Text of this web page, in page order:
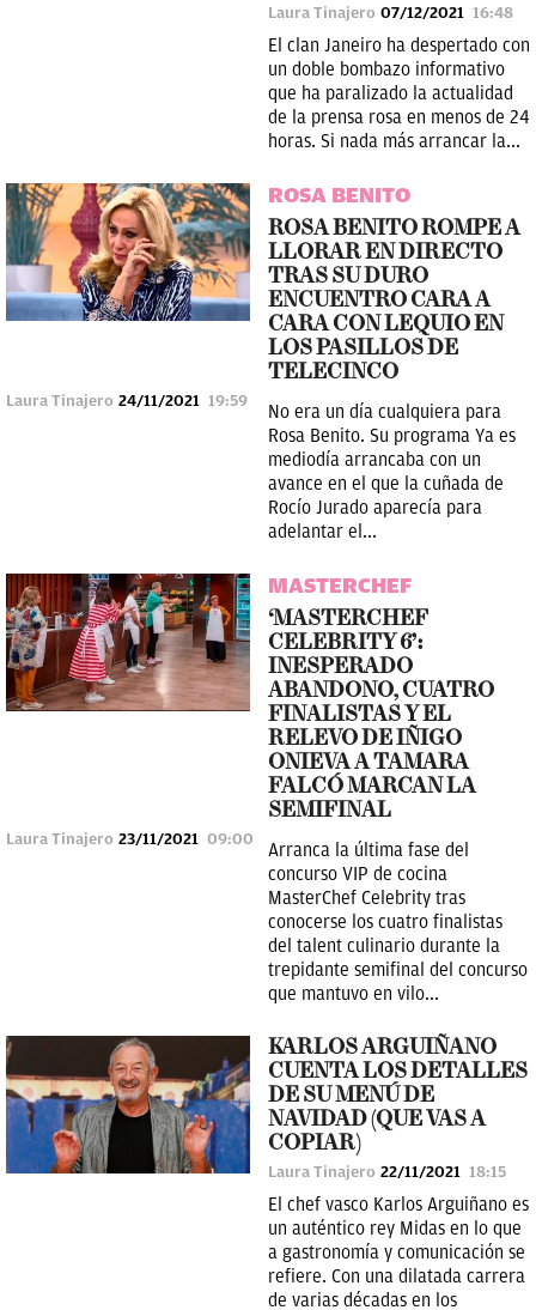
Laura Tinajero 07/12/2021 16:48
El clan Janeiro ha despertado con
un doble bombazo informativo
que ha paralizado la actualidad
de la prensa rosa en menos de 24
horas. Si nada más arrancar la...
ROSA BENITO
ROSA BENITO ROMPE A
LLORAR EN DIRECTO
TRAS SU DURO
ENCUENTRO CARA A
CARA CON LEQUIO EN
LOS PASILLOS DE
TELECINCO
Laura Tinajero 24/11/2021 19:59
No era un día cualquiera para
Rosa Benito. Su programa Ya es
mediodía arrancaba con un
avance en el que la cuñada de
Rocío Jurado aparecía para
adelantar el...
MASTERCHEF
‘MASTERCHEF
CELEBRITY 6’:
INESPERADO
ABANDONO, CUATRO
FINALISTAS Y EL
RELEVO DE IÑIGO
ONIEVA A TAMARA
FALCÓ MARCAN LA
SEMIFINAL
Laura Tinajero 23/11/2021 09:00
Arranca la última fase del
concurso VIP de cocina
MasterChef Celebrity tras
conocerse los cuatro finalistas
del talent culinario durante la
trepidante semifinal del concurso
que mantuvo en vilo...
KARLOS ARGUIÑANO
CUENTA LOS DETALLES
DE SU MENÚ DE
NAVIDAD (QUE VAS A
COPIAR)
Laura Tinajero 22/11/2021 18:15
El chef vasco Karlos Arguiñano es
un auténtico rey Midas en lo que
a gastronomía y comunicación se
refiere. Con una dilatada carrera
de varias décadas en los